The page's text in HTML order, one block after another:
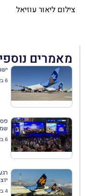
צילום ליאור עוזיאל
מאמרים
6 באוגוסט 2026
6 באוגוסט 2026
4 באוגוסט 2026